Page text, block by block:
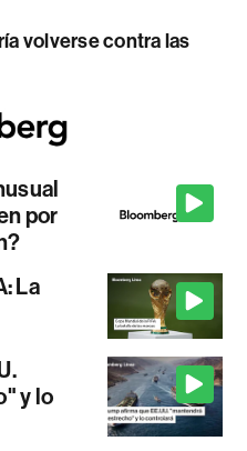
volverse contra las
por
La
y lo